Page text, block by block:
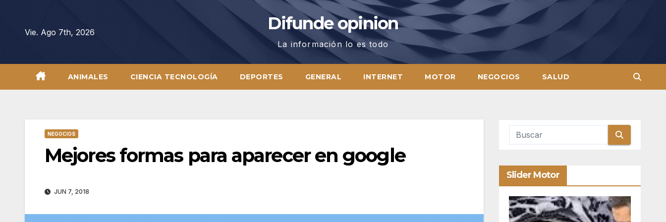
contenidoVie. Ago 7th, 2026 Difunde opinion
La información lo es todo
ANIMALES CIENCIA TECNOLOGÍA DEPORTES GENERAL INTERNET MOTOR NEGOCIOS SALUD
NEGOCIOS
Mejores formas para aparecer en google
JUN 7, 2018
Slider Motor